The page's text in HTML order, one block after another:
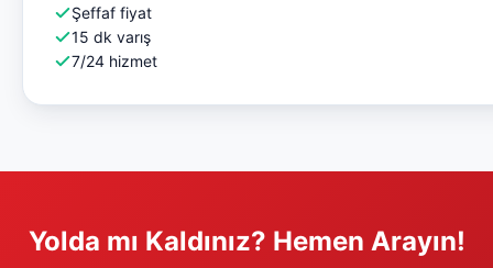
Şeffaf fiyat
15 dk varış
7/24 hizmet
Yolda mı Kaldınız? Hemen Arayın!